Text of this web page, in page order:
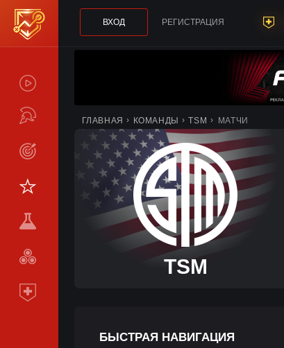
ТУРНИРЫ
LIVE
СТАТИСТИКА
КОМАНДЫ
МЕТА
СРАВНИТЬ
ВХОД РЕГИСТРАЦИЯ
ГЛАВНАЯ КОМАНДЫ TSM МАТЧИ
TSM
БЫСТРАЯ НАВИГАЦИЯ